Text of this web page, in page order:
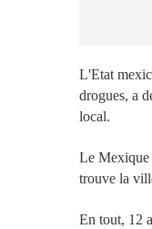
L'Etat
drogues, a
local.
Le Mexique
trouve la
En tout, 12